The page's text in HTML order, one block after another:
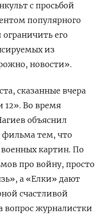
с просьбой
популярного
его
из
новости».
сказанные вчера
12». Во время
объяснил
фильма тем, что
картин. По
про войну, просто
а «Елки» дают
счастливой
вопрос журналистки